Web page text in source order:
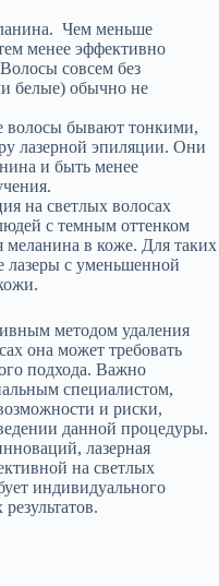
Чем меньше
менее эффективно
совсем без
белые) обычно не
волосы бывают тонкими,
лазерной эпиляции. Они
и быть менее
на светлых волосах
с темным оттенком
меланина в коже. Для таких
лазеры с уменьшенной
методом удаления
она может требовать
подхода. Важно
специалистом,
и риски,
данной процедуры.
лазерная
на светлых
индивидуального